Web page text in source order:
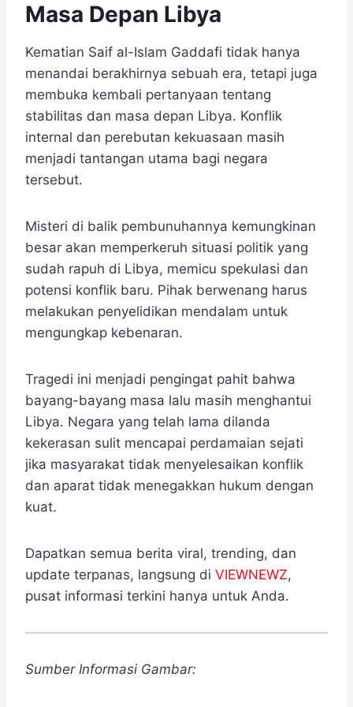
Masa Depan Libya
Kematian Saif al-Islam Gaddafi tidak hanya
menandai berakhirnya sebuah era, tetapi juga
membuka kembali pertanyaan tentang
stabilitas dan masa depan Libya. Konflik
internal dan perebutan kekuasaan masih
menjadi tantangan utama bagi negara
tersebut.
Misteri di balik pembunuhannya kemungkinan
besar akan memperkeruh situasi politik yang
sudah rapuh di Libya, memicu spekulasi dan
potensi konflik baru. Pihak berwenang harus
melakukan penyelidikan mendalam untuk
mengungkap kebenaran.
Tragedi ini menjadi pengingat pahit bahwa
bayang-bayang masa lalu masih menghantui
Libya. Negara yang telah lama dilanda
kekerasan sulit mencapai perdamaian sejati
jika masyarakat tidak menyelesaikan konflik
dan aparat tidak menegakkan hukum dengan
kuat.
Dapatkan semua berita viral, trending, dan
update terpanas, langsung di VIEWNEWZ,
pusat informasi terkini hanya untuk Anda.
Sumber Informasi Gambar: